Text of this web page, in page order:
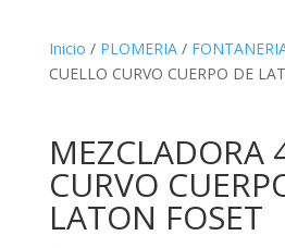
Inicio / PLOMERIA/
CUELLO CURVO CUERPO DE
MEZCLADORA
CURVO
LATON FOSET